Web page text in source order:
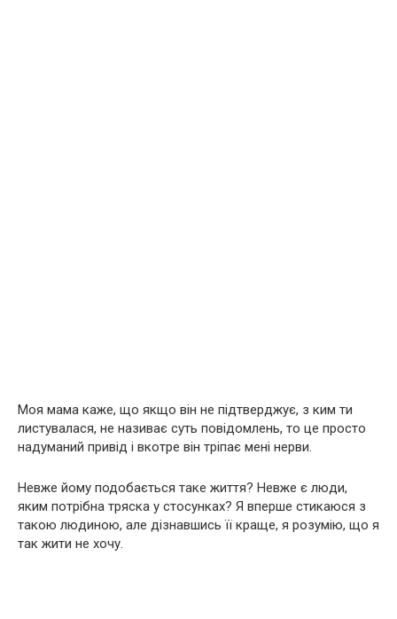
Моя мама каже, що якщо він не підтверджує, з ким ти
листувалася, не називає суть повідомлень, то це просто
надуманий привід і вкотре він тріпає мені нерви.
Невже йому подобається таке життя? Невже є люди,
яким потрібна тряска у стосунках? Я вперше стикаюся з
такою людиною, але дізнавшись її краще, я розумію, що я
так жити не хочу.